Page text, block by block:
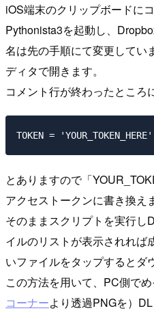
iOS端末のクリップボードにコ
Pythonista3を起動し、
名は先の手順にて変更してい
ディタで開きます。
コメント行が終わったところ
とありますので「
アクセストークンに書き換え
そのままスクリプトを実行し
イルのリストが表示されれば
いファイルをタップするとダ
この方法を用いて、PC側で
コーナーより透過PNGを）